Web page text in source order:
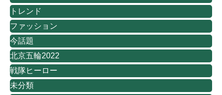
トレンド
ファッション
今話題
北京五輪2022
戦隊ヒーロー
未分類